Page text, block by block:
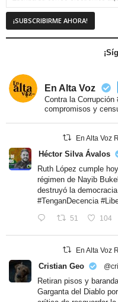
En Alta Voz
Contra la
compromisos y
En Alta Voz
Héctor Silva Ávalos
Ruth López cumple
régimen de Nayib
destruyó la
#TenganDecencia
51 104
En Alta Voz
Cristian Geo
Retiran pisos y
Garganta del Diablo